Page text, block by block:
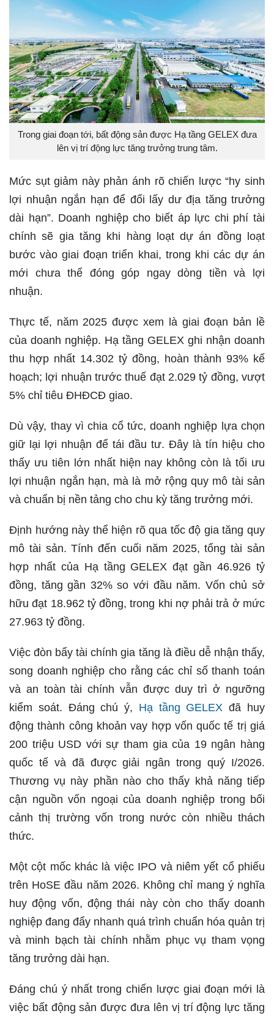
Trong giai đoạn tới, bất động sản được Hạ tầng GELEX đưa
lên vị trí động lực tăng trưởng trung tâm.
Mức sụt giảm này phản ánh rõ chiến lược “hy sinh
lợi nhuận ngắn hạn để đổi lấy dư địa tăng trưởng
dài hạn”. Doanh nghiệp cho biết áp lực chi phí tài
chính sẽ gia tăng khi hàng loạt dự án đồng loạt
bước vào giai đoạn triển khai, trong khi các dự án
mới chưa thể đóng góp ngay dòng tiền và lợi
nhuận.
Thực tế, năm 2025 được xem là giai đoạn bản lề
của doanh nghiệp. Hạ tầng GELEX ghi nhận doanh
thu hợp nhất 14.302 tỷ đồng, hoàn thành 93% kế
hoạch; lợi nhuận trước thuế đạt 2.029 tỷ đồng, vượt
5% chỉ tiêu ĐHĐCĐ giao.
Dù vậy, thay vì chia cổ tức, doanh nghiệp lựa chọn
giữ lại lợi nhuận để tái đầu tư. Đây là tín hiệu cho
thấy ưu tiên lớn nhất hiện nay không còn là tối ưu
lợi nhuận ngắn hạn, mà là mở rộng quy mô tài sản
và chuẩn bị nền tảng cho chu kỳ tăng trưởng mới.
Định hướng này thể hiện rõ qua tốc độ gia tăng quy
mô tài sản. Tính đến cuối năm 2025, tổng tài sản
hợp nhất của Hạ tầng GELEX đạt gần 46.926 tỷ
đồng, tăng gần 32% so với đầu năm. Vốn chủ sở
hữu đạt 18.962 tỷ đồng, trong khi nợ phải trả ở mức
27.963 tỷ đồng.
Việc đòn bẩy tài chính gia tăng là điều dễ nhận thấy,
song doanh nghiệp cho rằng các chỉ số thanh toán
và an toàn tài chính vẫn được duy trì ở ngưỡng
kiểm soát. Đáng chú ý, Hạ tầng GELEX đã huy
động thành công khoản vay hợp vốn quốc tế trị giá
200 triệu USD với sự tham gia của 19 ngân hàng
quốc tế và đã được giải ngân trong quý I/2026.
Thương vụ này phần nào cho thấy khả năng tiếp
cận nguồn vốn ngoại của doanh nghiệp trong bối
cảnh thị trường vốn trong nước còn nhiều thách
thức.
Một cột mốc khác là việc IPO và niêm yết cổ phiếu
trên HoSE đầu năm 2026. Không chỉ mang ý nghĩa
huy động vốn, động thái này còn cho thấy doanh
nghiệp đang đẩy nhanh quá trình chuẩn hóa quản trị
và minh bạch tài chính nhằm phục vụ tham vọng
tăng trưởng dài hạn.
Đáng chú ý nhất trong chiến lược giai đoạn mới là
việc bất động sản được đưa lên vị trí động lực tăng